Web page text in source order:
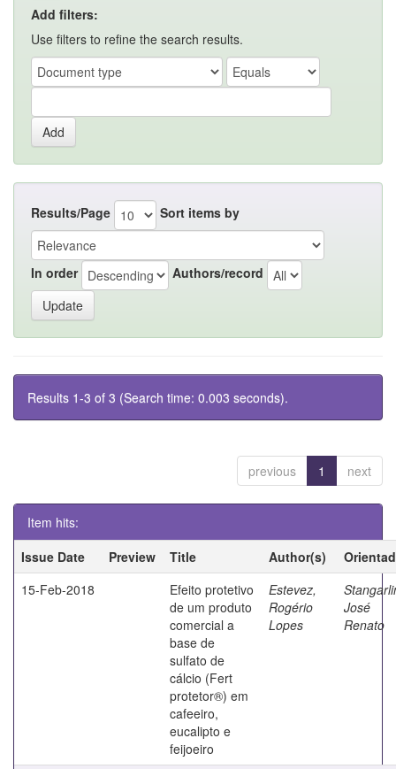
Add filters:
Use filters to refine the search results.
Results/Page Sort items by
In order Authors/record
Results 1-3 of 3 (Search time: 0.003 seconds).
previous 1 next
Item hits:
Issue Date
Preview Title Author(s)
15-Feb-2018
Efeito protetivo
de um produto
comercial a
base de
sulfato de
cálcio (Fert
protetor®) em
cafeeiro,
eucalipto e
feijoeiro
Estevez,
Rogério
Lopes
José
Renato